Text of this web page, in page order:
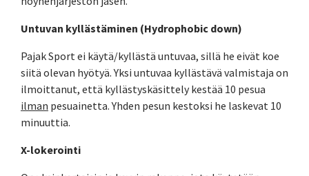
Untuvan kyllästäminen (Hydrophobic down)
Pajak Sport ei käytä/kyllästä untuvaa, sillä he eivät koe
siitä olevan hyötyä. Yksi untuvaa kyllästävä valmistaja on
ilmoittanut, että kyllästyskäsittely kestää 10 pesua
ilman pesuainetta. Yhden pesun kestoksi he laskevat 10
minuuttia.
X-lokerointi